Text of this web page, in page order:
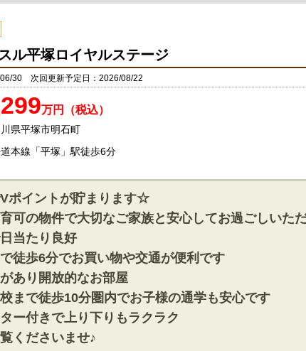
ル平塚ロイヤルステージ
30 次回更新予定日：2026/08/22
万円（税込）
県平塚市明石町
本線「平塚」駅徒歩6分
ポイントが貯まります☆
可の物件で大切なご家族と安心してお過ごしいた
当たり良好
徒歩6分でお買い物や交通が便利です
あり開放的なお部屋
まで徒歩10分圏内でお子様の通学も安心です
ー付きで上り下りもラクラク
くださいませ♪